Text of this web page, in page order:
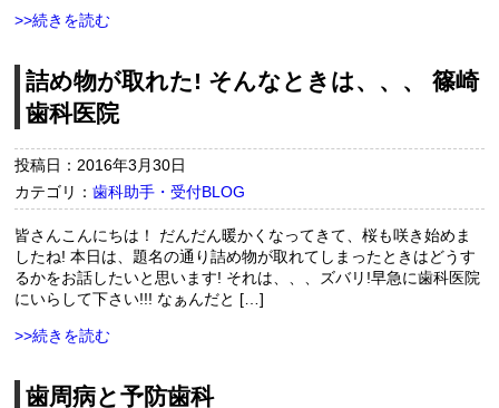
>>続きを読む
詰め物が取れた! そんなときは、、、 篠崎
歯科医院
投稿日：2016年3月30日
カテゴリ：歯科助手・受付BLOG
皆さんこんにちは！ だんだん暖かくなってきて、桜も咲き始めま
したね! 本日は、題名の通り詰め物が取れてしまったときはどうす
るかをお話したいと思います! それは、、、ズバリ!早急に歯科医院
にいらして下さい!!! なぁんだと […]
>>続きを読む
歯周病と予防歯科